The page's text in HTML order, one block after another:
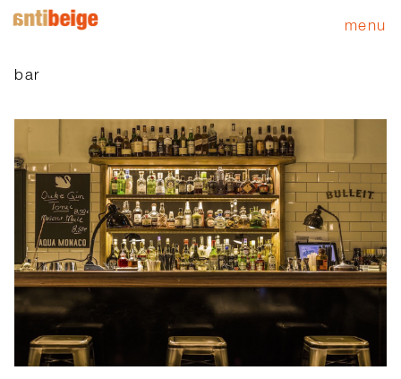
menu
bar